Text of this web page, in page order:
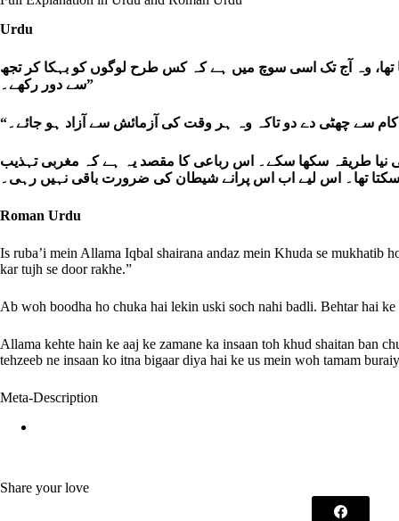
Urdu
تھا، وہ آج تک اسی سوچ میں ہے کہ کس طرح لوگوں کو بہکا کر تجھ
سے دور رکھے۔”
نیا طریقہ سکھا سکے۔ اس رباعی کا مقصد یہ ہے کہ مغربی تہذیب
سکتا تھا۔ اس لیے اب اس پرانے شیطان کی ضرورت باقی نہیں رہی۔
Roman Urdu
Is ruba’i mein Allama Iqbal shairana andaz mein Khuda se mukhatib
kar tujh se door rakhe.”
Ab woh boodha ho chuka hai lekin uski soch nahi badli. Behtar hai
Allama kehte hain ke aaj ke zamane ka insaan toh khud shaitan ban
tehzeeb ne insaan ko itna bigaar diya hai ke us mein woh tamam
Meta-Description
Share your love